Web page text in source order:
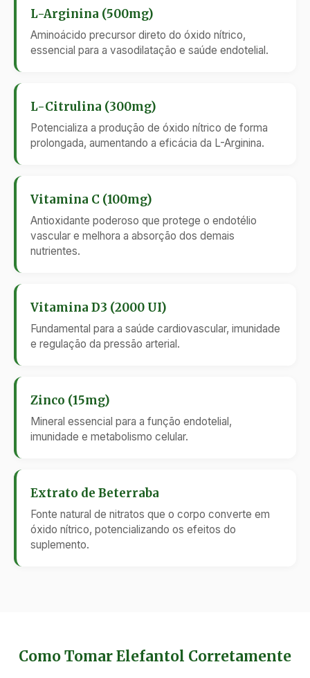
L-Arginina (500mg)
Aminoácido precursor direto do óxido nítrico,
essencial para a vasodilatação e saúde endotelial.
L-Citrulina (300mg)
Potencializa a produção de óxido nítrico de forma
prolongada, aumentando a eficácia da L-Arginina.
Vitamina C (100mg)
Antioxidante poderoso que protege o endotélio
vascular e melhora a absorção dos demais
nutrientes.
Vitamina D3 (2000 UI)
Fundamental para a saúde cardiovascular, imunidade
e regulação da pressão arterial.
Zinco (15mg)
Mineral essencial para a função endotelial,
imunidade e metabolismo celular.
Extrato de Beterraba
Fonte natural de nitratos que o corpo converte em
óxido nítrico, potencializando os efeitos do
suplemento.
Como Tomar Elefantol Corretamente